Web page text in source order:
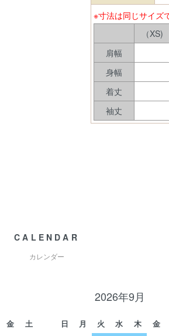
※寸法は同じサイズ
（XS)
肩幅
身幅
着丈
袖丈
CALENDAR
カレンダー
金
土
2026年9月
日 月 火 水 木 金